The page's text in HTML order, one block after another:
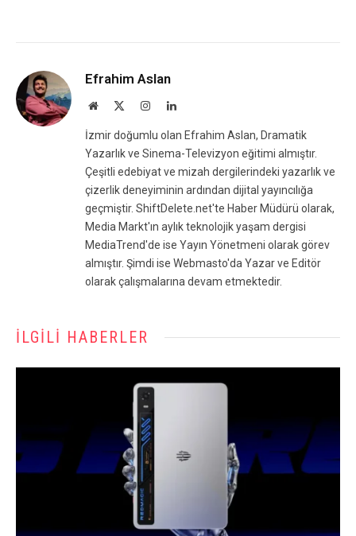
Efrahim Aslan
Website InstagramLinkedIn
İzmir doğumlu olan Efrahim Aslan, Dramatik
Yazarlık ve Sinema-Televizyon eğitimi almıştır.
Çeşitli edebiyat ve mizah dergilerindeki yazarlık ve
çizerlik deneyiminin ardından dijital yayıncılığa
geçmiştir. ShiftDelete.net'te Haber Müdürü olarak,
Media Markt'ın aylık teknolojik yaşam dergisi
MediaTrend'de ise Yayın Yönetmeni olarak görev
almıştır. Şimdi ise Webmasto'da Yazar ve Editör
olarak çalışmalarına devam etmektedir.
İLGILI HABERLER